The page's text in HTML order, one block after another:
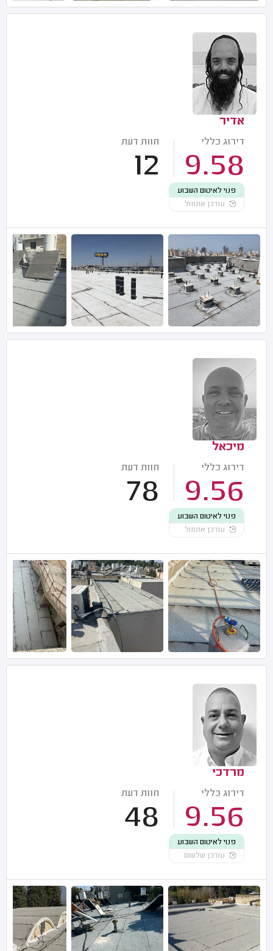
אדיר
דירוג כללי
9.58
חוות דעת
12
פנוי לאיטום השבוע
עודכן אתמול
מיכאל
דירוג כללי
9.56
חוות דעת
78
פנוי לאיטום השבוע
עודכן אתמול
מרדכי
דירוג כללי
9.56
חוות דעת
48
פנוי לאיטום השבוע
עודכן שלשום